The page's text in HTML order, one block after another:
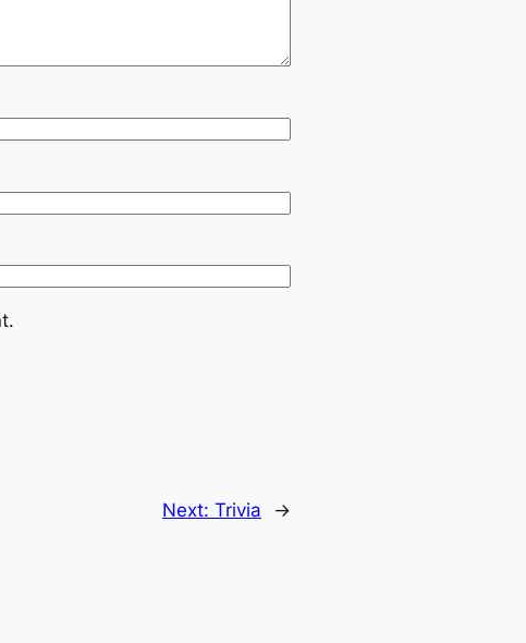
Next: Trivia →